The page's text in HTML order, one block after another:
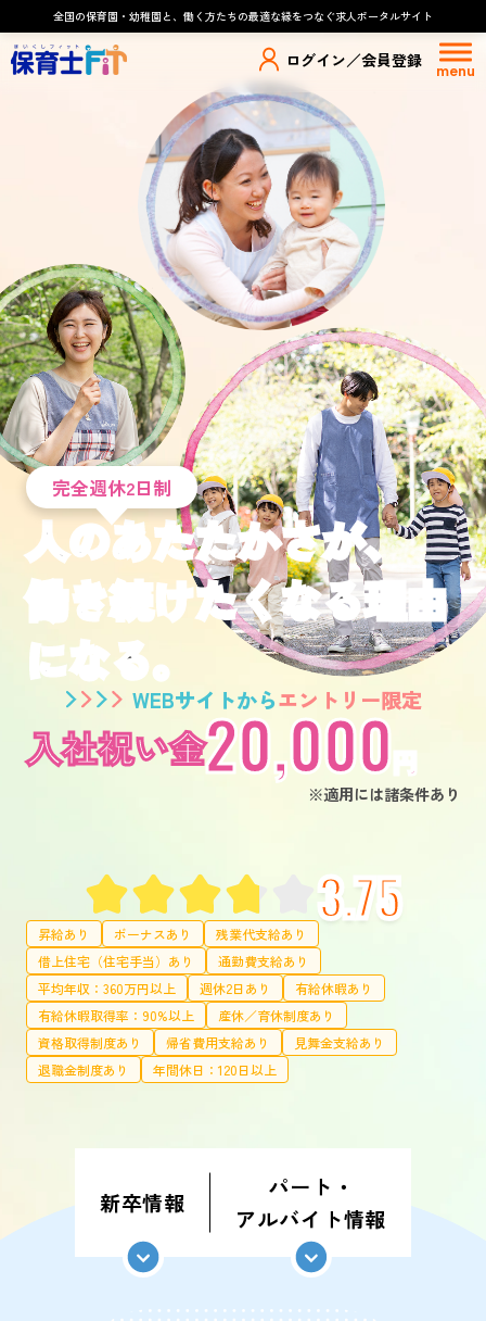
全国の保育園・幼稚園と、働く方たちの最適な縁をつなぐ求人ポータルサイト
ログイン／会員登録
menu
完全週休2日制
人のあたたかさが、
働き続けたくなる理由
になる。
WEBサイトからエントリー限定
入社祝い金20,000円
※適用には諸条件あり
3.75
昇給あり ボーナスあり
残業代支給あり
借上住宅（住宅手当）あり
通勤費支給あり
平均年収：360万円以上
週休2日あり
有給休暇あり
有給休暇取得率：90%以上
産休／育休制度あり
資格取得制度あり
帰省費用支給あり
見舞金支給あり
退職金制度あり
年間休日：120日以上
新卒情報
パート・
アルバイト情報